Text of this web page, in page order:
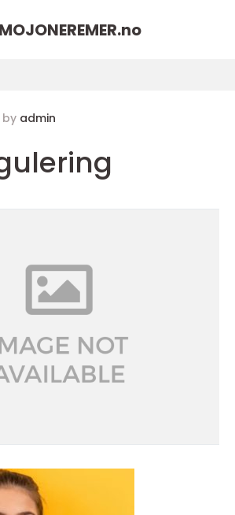
MOJONEREMER.no
by admin